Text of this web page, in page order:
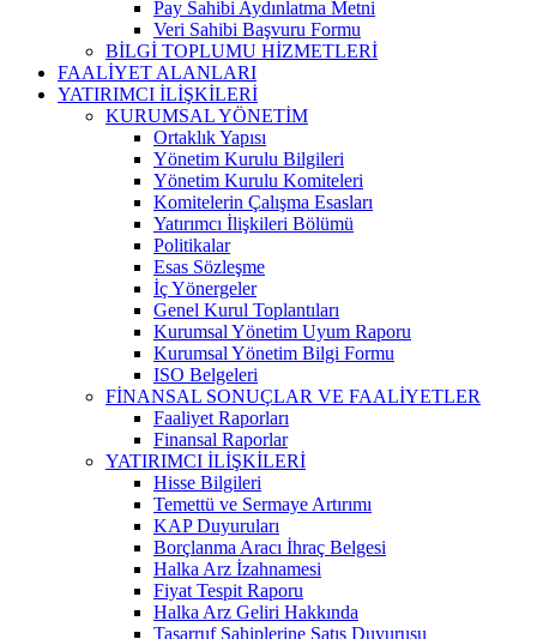
Pay Sahibi Aydınlatma Metni
Veri Sahibi Başvuru Formu
BİLGİ TOPLUMU HİZMETLERİ
FAALİYET ALANLARI
YATIRIMCI İLİŞKİLERİ
KURUMSAL YÖNETİM
Ortaklık Yapısı
Yönetim Kurulu Bilgileri
Yönetim Kurulu Komiteleri
Komitelerin Çalışma Esasları
Yatırımcı İlişkileri Bölümü
Politikalar
Esas Sözleşme
İç Yönergeler
Genel Kurul Toplantıları
Kurumsal Yönetim Uyum Raporu
Kurumsal Yönetim Bilgi Formu
ISO Belgeleri
FİNANSAL SONUÇLAR VE FAALİYETLER
Faaliyet Raporları
Finansal Raporlar
YATIRIMCI İLİŞKİLERİ
Hisse Bilgileri
Temettü ve Sermaye Artırımı
KAP Duyuruları
Borçlanma Aracı İhraç Belgesi
Halka Arz İzahnamesi
Fiyat Tespit Raporu
Halka Arz Geliri Hakkında
Tasarruf Sahiplerine Satış Duyurusu